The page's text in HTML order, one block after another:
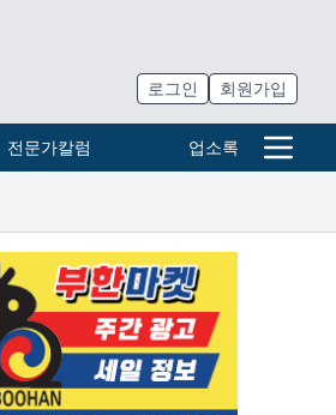
로그인 회원가입
전문가칼럼 업소록